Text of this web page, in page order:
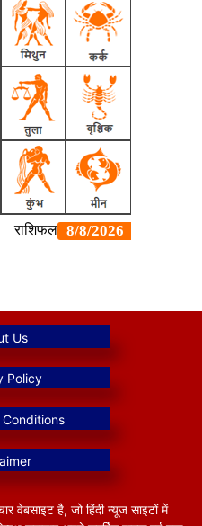
वेबसाइट है, जो हिंदी न्यूज साइटों में